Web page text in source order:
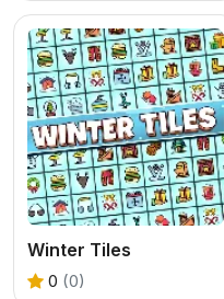
Winter Tiles
0 (0)